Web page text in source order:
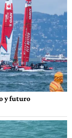
y futuro